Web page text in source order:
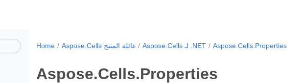
Home Aspose.Cells عائلة المنتج Aspose.Cells لـ .NET Aspose.Cells.Properties
Aspose.Cells.Properties